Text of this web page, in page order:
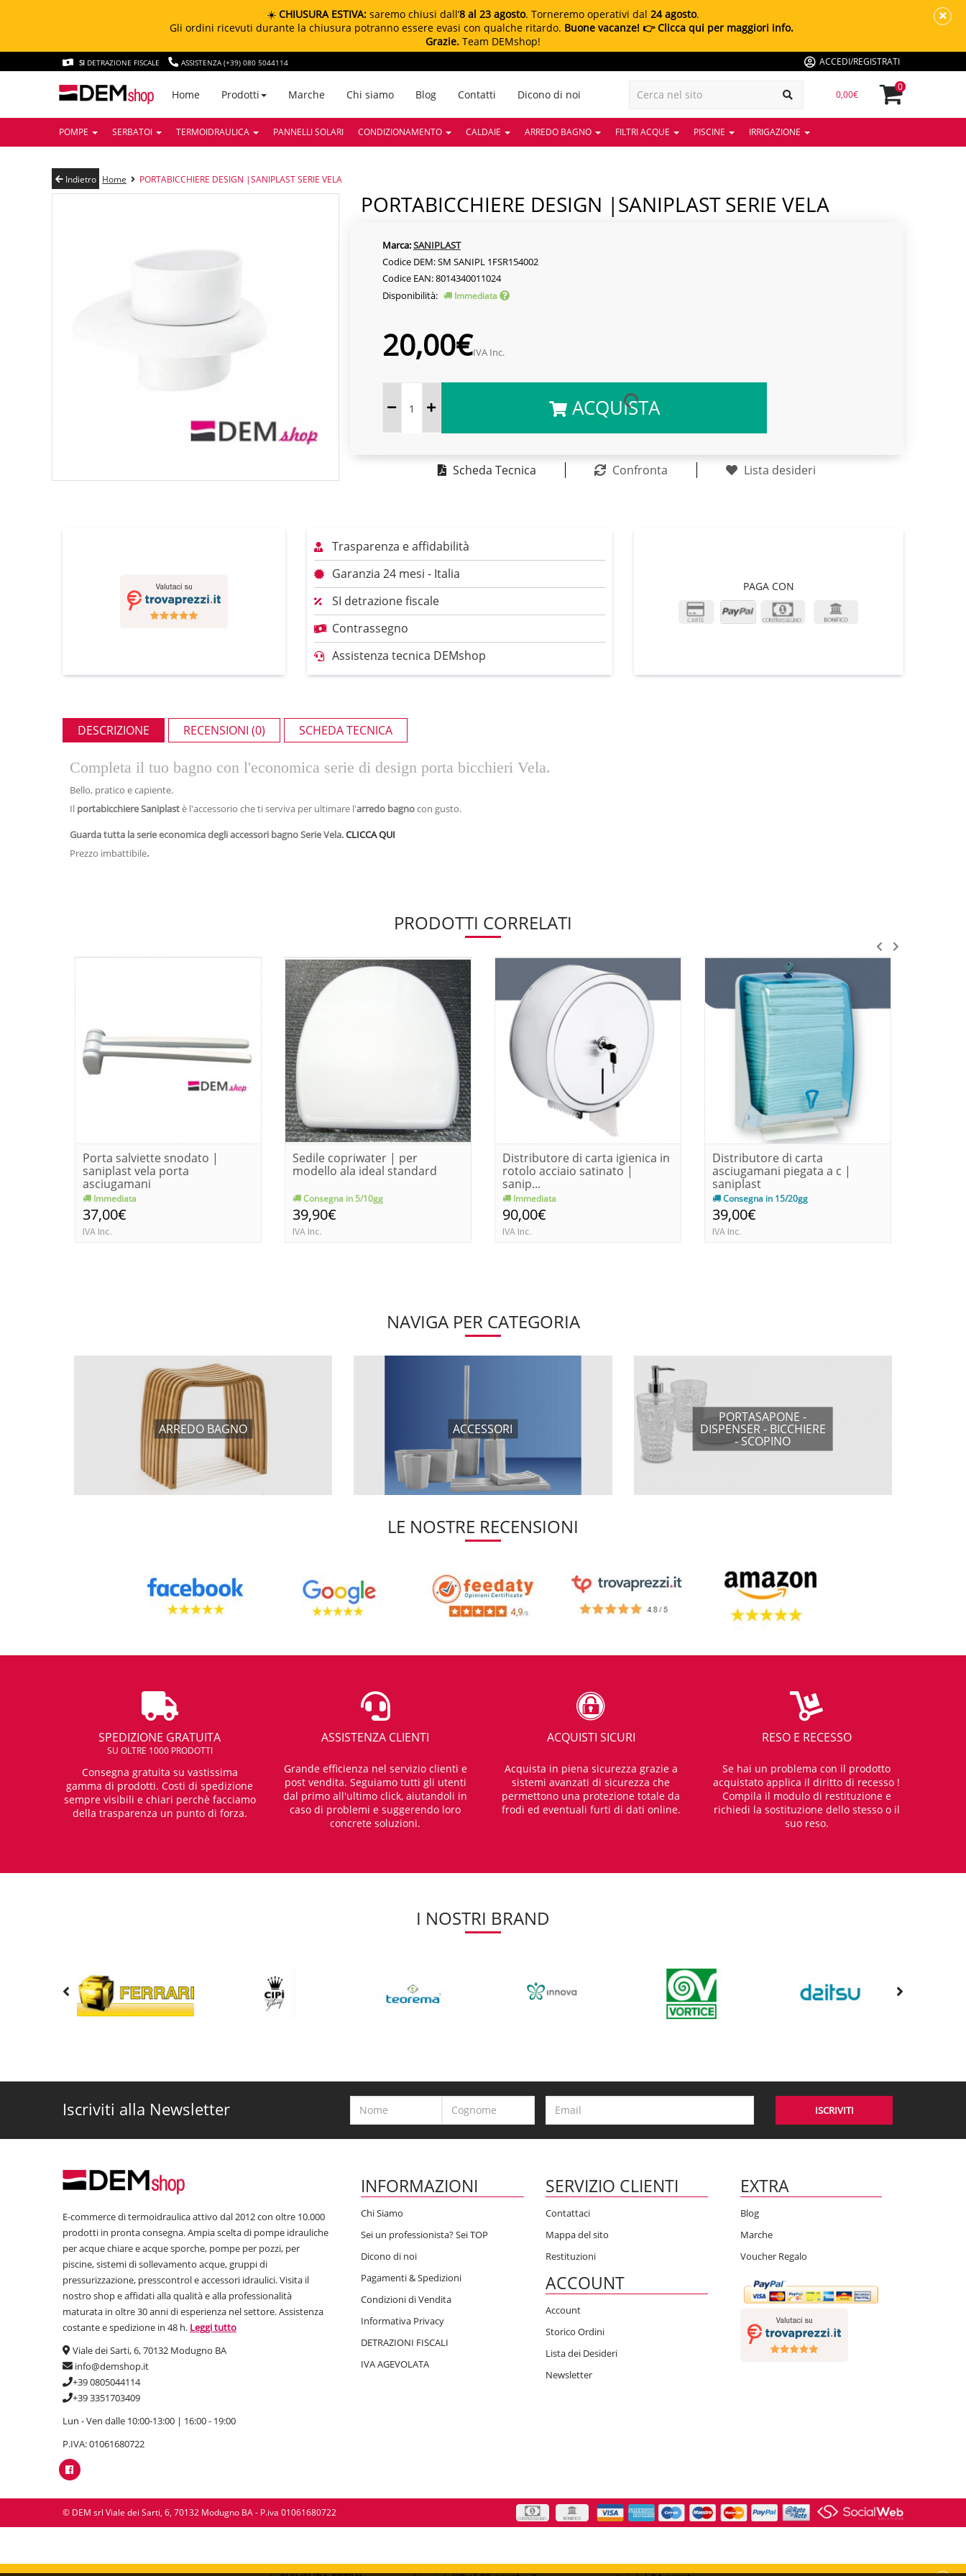
☀️ CHIUSURA ESTIVA: saremo chiusi dall’8 al 23 agosto. Torneremo operativi dal 24 agosto.
Gli ordini ricevuti durante la chiusura potranno essere evasi con qualche ritardo. Buone vacanze! 👉 Clicca qui per maggiori info.
Grazie. Team DEMshop!
SI DETRAZIONE FISCALE ASSISTENZA (+39) 080 5044114 ACCEDI/REGISTRATI
Home Prodotti Marche Chi siamo Blog Contatti Dicono di noi 0,00€
0
POMPE SERBATOI TERMOIDRAULICA PANNELLI SOLARI CONDIZIONAMENTO CALDAIE ARREDO BAGNO FILTRI ACQUE PISCINE IRRIGAZIONE
Indietro Home PORTABICCHIERE DESIGN |SANIPLAST SERIE VELA
PORTABICCHIERE DESIGN |SANIPLAST SERIE VELA
Marca:SANIPLAST
Codice DEM: SM SANIPL 1FSR154002
Codice EAN: 8014340011024
Disponibilità:
Immediata
20,00€IVA Inc.
ACQUISTA
Scheda Tecnica Confronta Lista desideri
Trasparenza e affidabilità
Garanzia 24 mesi - Italia
SI detrazione fiscale
Contrassegno
Assistenza tecnica DEMshop
PAGA CON
DESCRIZIONE RECENSIONI (0) SCHEDA TECNICA
Completa il tuo bagno con l'economica serie di design porta bicchieri Vela.
Bello, pratico e capiente.
Il portabicchiereSaniplastè l'accessorio che ti serviva per ultimare l'arredo bagnocon gusto.
Guarda tutta la serie economica degli accessori bagno Serie Vela.CLICCA QUI
Prezzo imbattibile.
PRODOTTI CORRELATI
Porta salviette snodato |
saniplast vela porta
asciugamani
Immediata
37,00€
IVA Inc.
Sedile copriwater | per
modello ala ideal standard
Consegna in 5/10gg
39,90€
IVA Inc.
Distributore di carta igienica in
rotolo acciaio satinato |
sanip...
Immediata
90,00€
IVA Inc.
Distributore di carta
asciugamani piegata a c |
saniplast
Consegna in 15/20gg
39,00€
IVA Inc.
NAVIGA PER CATEGORIA
ARREDO BAGNO ACCESSORI
PORTASAPONE -
DISPENSER - BICCHIERE
- SCOPINO
LE NOSTRE RECENSIONI
SPEDIZIONE GRATUITA
SU OLTRE 1000 PRODOTTI
Consegna gratuita su vastissima
gamma di prodotti. Costi di spedizione
sempre visibili e chiari perchè facciamo
della trasparenza un punto di forza.
ASSISTENZA CLIENTI
Grande efficienza nel servizio clienti e
post vendita. Seguiamo tutti gli utenti
dal primo all'ultimo click, aiutandoli in
caso di problemi e suggerendo loro
concrete soluzioni.
ACQUISTI SICURI
Acquista in piena sicurezza grazie a
sistemi avanzati di sicurezza che
permettono una protezione totale da
frodi ed eventuali furti di dati online.
RESO E RECESSO
Se hai un problema con il prodotto
acquistato applica il diritto di recesso !
Compila il modulo di restituzione e
richiedi la sostituzione dello stesso o il
suo reso.
I NOSTRI BRAND
Iscriviti alla Newsletter ISCRIVITI
E-commerce di termoidraulica attivo dal 2012 con oltre 10.000
prodotti in pronta consegna. Ampia scelta di pompe idrauliche
per acque chiare e acque sporche, pompe per pozzi, per
piscine, sistemi di sollevamento acque, gruppi di
pressurizzazione, presscontrol e accessori idraulici. Visita il
nostro shop e affidati alla qualità e alla professionalità
maturata in oltre 30 anni di esperienza nel settore. Assistenza
costante e spedizione in 48 h. Leggi tutto
Viale dei Sarti, 6, 70132 Modugno BA
info@demshop.it
+39 0805044114
+39 3351703409
Lun - Ven dalle 10:00-13:00 | 16:00 - 19:00
P.IVA: 01061680722
INFORMAZIONI
Chi Siamo
Sei un professionista? Sei TOP
Dicono di noi
Pagamenti & Spedizioni
Condizioni di Vendita
Informativa Privacy
DETRAZIONI FISCALI
IVA AGEVOLATA
SERVIZIO CLIENTI
Contattaci
Mappa del sito
Restituzioni
ACCOUNT
Account
Storico Ordini
Lista dei Desideri
Newsletter
EXTRA
Blog
Marche
Voucher Regalo
© DEM srl Viale dei Sarti, 6, 70132 Modugno BA - P.iva 01061680722